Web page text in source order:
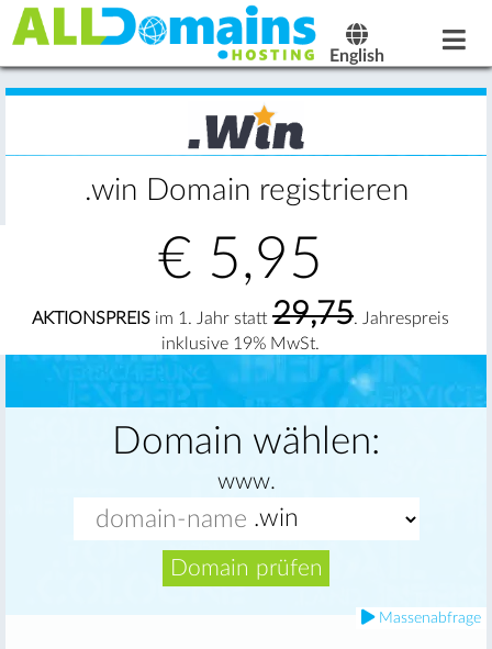
English
.win Domain registrieren
€ 5,95
AKTIONSPREIS im 1. Jahr statt 29,75. Jahrespreis
inklusive 19% MwSt.
Domain wählen:
www.
Domain prüfen
Massenabfrage